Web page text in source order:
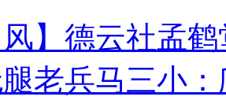
风】德云社孟
老兵马三小